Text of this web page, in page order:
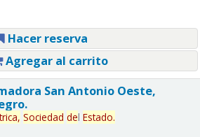
Hacer reserva
Agregar al carrito
San Antonio Oeste,
Sociedad del Estado.